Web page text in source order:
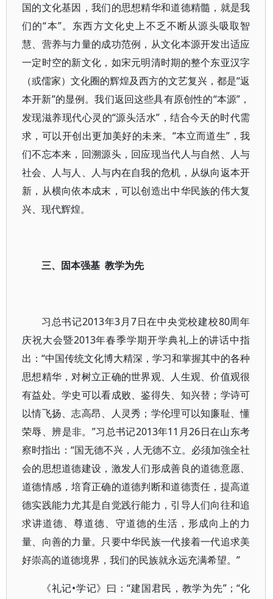
国的文化基因，我们的思想精华和道德精髓，就是我
们的“本”。东西方文化史上不乏不断从源头吸取智
慧、营养与力量的成功范例，从文化本源开发出适应
一定时空的新文化，如宋元明清时期的整个东亚汉字
（或儒家）文化圈的辉煌及西方的文艺复兴，都是“返
本开新”的显例。我们返回这些具有原创性的“本源”，
发现滋养现代心灵的“源头活水”，结合今天的时代需
求，可以开创出更加美好的未来。“本立而道生”，我
们不忘本来，回溯源头，回应现当代人与自然、人与
社会、人与人、人与内在自我的危机，从纵向返本开
新，从横向依本成末，可以创造出中华民族的伟大复
兴、现代辉煌。
三、固本强基 教学为先
习总书记2013年3月7日在中央党校建校80周年
庆祝大会暨2013年春季学期开学典礼上的讲话中指
出：“中国传统文化博大精深，学习和掌握其中的各种
思想精华，对树立正确的世界观、人生观、价值观很
有益处。学史可以看成败、鉴得失、知兴替；学诗可
以情飞扬、志高昂、人灵秀；学伦理可以知廉耻、懂
荣辱、辨是非。”习总书记2013年11月26日在山东考
察时指出：“国无德不兴，人无德不立。必须加強全社
会的思想道德建设，激发人们形成善良的道德意愿、
道德情感，培育正确的道德判断和道德责任，提高道
德实践能力尤其是自觉践行能力，引导人们向往和追
求讲道德、尊道德、守道德的生活，形成向上的力
量、向善的力量。只要中华民族一代接着一代追求美
好崇高的道德境界，我们的民族就永远充满希望。”
《礼记•学记》曰：“建国君民，教学为先”；“化